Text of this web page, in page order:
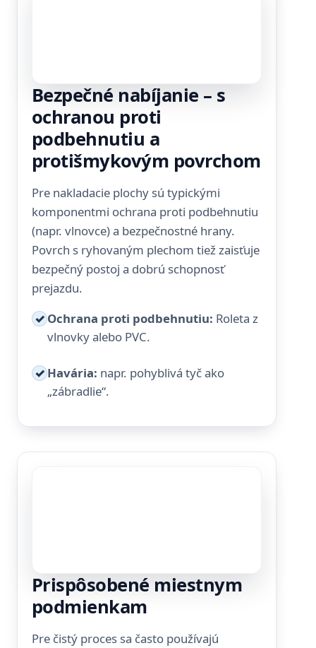
Bezpečné nabíjanie – s
ochranou proti
podbehnutiu a
protišmykovým povrchom
Pre nakladacie plochy sú typickými
komponentmi ochrana proti podbehnutiu
(napr. vlnovce) a bezpečnostné hrany.
Povrch s ryhovaným plechom tiež zaisťuje
bezpečný postoj a dobrú schopnosť
prejazdu.
✓Ochrana proti podbehnutiu: Roleta z
vlnovky alebo PVC.
✓Havária: napr. pohyblivá tyč ako
„zábradlie“.
Prispôsobené miestnym
podmienkam
Pre čistý proces sa často používajú